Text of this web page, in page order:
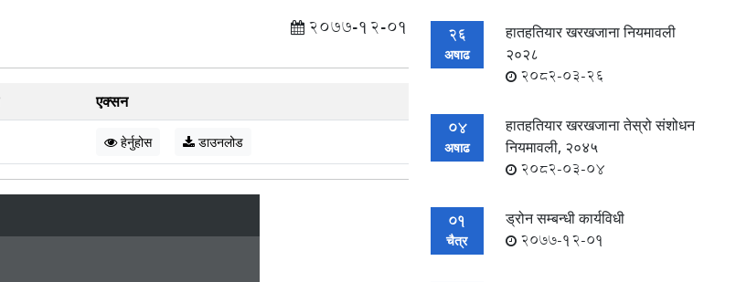
2077-12-01
एक्सन
हेर्नुहोस डाउनलोड
26
अषाढ
हातहतियार खरखजाना नियमावली
२०२८
2082-03-26
04
अषाढ
हातहतियार खरखजाना तेस्रो संशोधन
नियमावली, २०४५
2082-03-04
01
चैत्र
ड्रोन सम्बन्धी कार्यविधी
2077-12-01